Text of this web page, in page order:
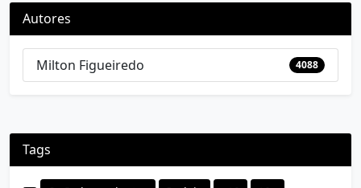
Autores
Milton Figueiredo 4088
Tags